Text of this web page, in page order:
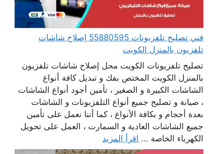
فني تصليح تلفزيونات 55880595 إصلاح شاشات
تلفزيون بالمنزل الكويت
تصليح تلفزيونات الكويت محل إصلاح شاشات تلفزيون
بالمنزل الكويت المختص بفك و تبديل كافة أنواع
الشاشات الكبيرة و الصغير ، تأمين أجود أنواع الشاشات
، صيانة و تصليح جميع أنواع التلفزيونات و الشاشات
بعدة أحجام و بكافة الأنواع ، كما أننا نعمل على تأمين
جميع الشاشات العادية و السمارت ، العمل على تحويل
الكهرباء الخاصة ... اقرأ المزيد